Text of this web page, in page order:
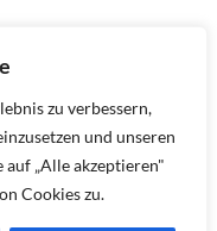
zu verbessern,
und unseren
auf „Alle akzeptieren"
Cookies zu.